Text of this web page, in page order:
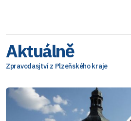
Aktuálně
Zpravodasjtví z Plzeňského kraje